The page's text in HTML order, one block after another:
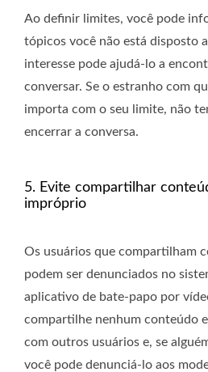
Ao definir limites, você pode
tópicos você não está disposto
interesse pode ajudá-lo a
conversar. Se o estranho com
importa com o seu limite, não
encerrar a conversa.
5. Evite compartilhar
impróprio
Os usuários que compartilham
podem ser denunciados no
aplicativo de bate-papo por
compartilhe nenhum conteúdo
com outros usuários e, se
você pode denunciá-lo aos